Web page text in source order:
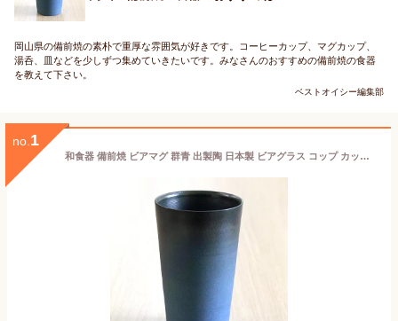
岡山県の備前焼の素朴で重厚な雰囲気が好きです。コーヒーカップ、マグカップ、
湯呑、皿などを少しずつ集めていきたいです。みなさんのおすすめの備前焼の食器
を教えて下さい。
ベストオイシー編集部
no. 1
和食器 備前焼 ビアマグ 群青 出製陶 日本製 ビアグラス コップ カップ タンブラー ビール 酒器 お酒 備前 陶器 国産 焼き物 作家 窯元 岡山 父の日 プレゼント 雑貨 （z） 送料無料